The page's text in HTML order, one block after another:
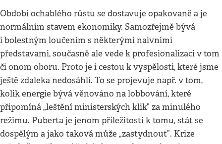
Období ochablého růstu se dostavuje opakovaně a je
normálním stavem ekonomiky. Samozřejmě bývá
i bolestným loučením s některými naivními
představami, současně ale vede k profesionalizaci v tom
či onom oboru. Proto je i cestou k vyspělosti, které jsme
ještě zdaleka nedosáhli. To se projevuje např. v tom,
kolik energie bývá věnováno na lobbování, které
připomíná „leštění ministerských klik” za minulého
režimu. Puberta je jenom příležitostí k tomu, stát se
dospělým a jako taková může „zastydnout”. Krize